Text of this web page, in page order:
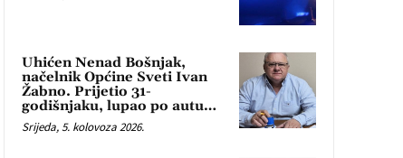
Uhićen Nenad Bošnjak,
načelnik Općine Sveti Ivan
Žabno. Prijetio 31-
godišnjaku, lupao po autu…
Srijeda, 5. kolovoza 2026.